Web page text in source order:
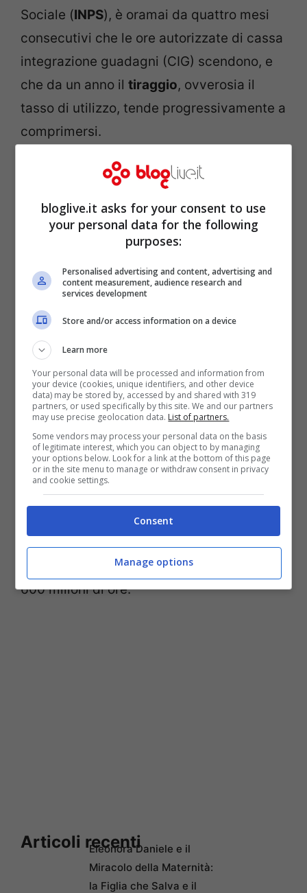
Sociale (INPS), è oramai da quattro mesi
consecutivi che le ore autorizzate di cassa
integrazione guadagni (CIG) scendono, e
che da un anno il tiraggio, ovverosia il
tasso di utilizzo, tende progressivamente a
comprimersi.
Per il Presidente dell’
che forniscono la conferma di segnali di
dinamismo sia per quel che riguarda
l’imprenditoria nazionale, sia ilmercato del
lavoro. Pur mancando ancora per il 2010 i
dati consolidati di novembre e di dicembre
2010, l’Inpsstima, tenendo conto anche di
quelli di novembre e dicembre 2009, che il
sotto il livello del 2009 che era stato pari a
600 milioni di ore.
Articoli recentiEleonora Daniele e il
Miracolo della Maternità:
la Figlia che Salva e il
bloglive.it asks for your consent to use
your personal data for the following
purposes:
Personalised advertising and content, advertising and
content measurement, audience research and
services development
Store and/or access information on a device
Learn more
Your personal data will be processed and information from
your device (cookies, unique identifiers, and other device
data) may be stored by, accessed by and shared with 319
partners, or used specifically by this site. We and our partners
may use precise geolocation data. List of partners.
Some vendors may process your personal data on the basis
of legitimate interest, which you can object to by managing
your options below. Look for a link at the bottom of this page
or in the site menu to manage or withdraw consent in privacy
and cookie settings.
Consent
Manage options